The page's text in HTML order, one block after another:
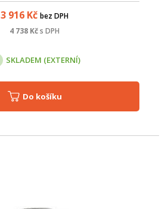
3 916 Kč bez DPH
4 738 Kčs DPH
SKLADEM (EXTERNÍ)
Do košíku